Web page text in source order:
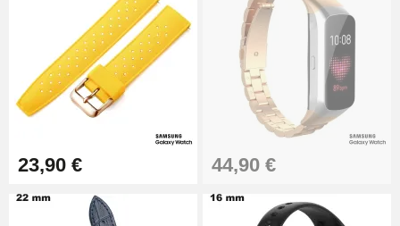
Kit Horlogerie Débutant
26,90 €
Boîte Pompe Bracelet Montre -
Diamètre 1,50 mm - 8 à 25 mm
Boîte Pompe pour Bracelet
23,90 € 44,90 €